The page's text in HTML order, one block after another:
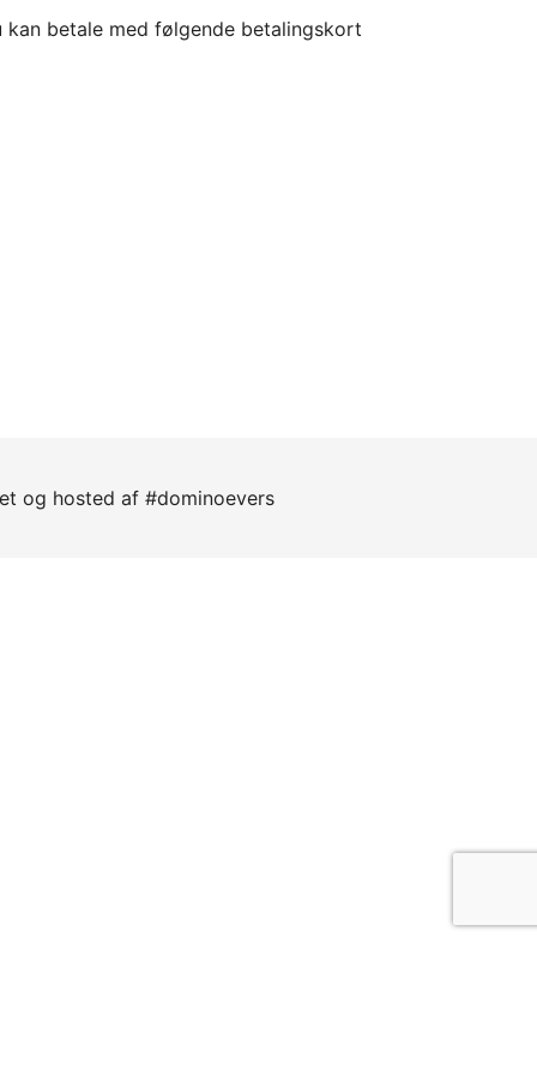
kan betale med følgende betalingskort
og hosted af #dominoevers